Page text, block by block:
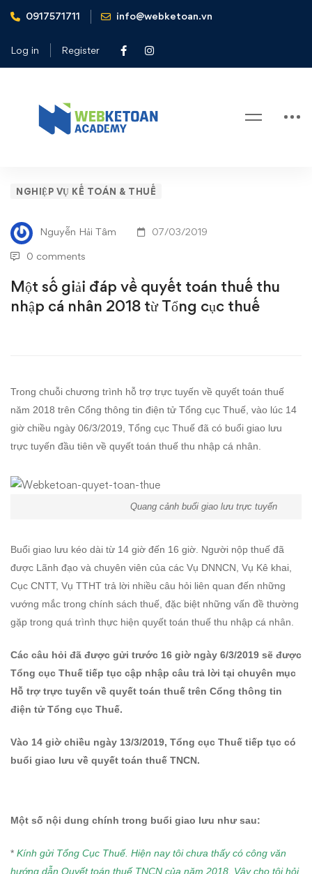
0917571711 info@webketoan.vn
Log in Register
Home
Nghiệp vụ Kế toán & Thuế
từ Tổng cục thuế
Một
số
giải
đáp
về
toán
thuế
thu
nhập
2018
từ
Tổng
cục
thuế
NGHIỆP VỤ KẾ TOÁN & THUẾ
Nguyễn Hải Tâm 07/03/2019
0 comments
Một số giải đáp về quyết toán thuế thu
nhập cá nhân 2018 từ Tổng cục thuế
Trong chuỗi chương trình hỗ trợ trực tuyến về quyết toán thuế
năm 2018 trên Cổng thông tin điện tử Tổng cục Thuế, vào lúc 14
giờ chiều ngày 06/3/2019, Tổng cục Thuế đã có buổi giao lưu
trực tuyến đầu tiên về quyết toán thuế thu nhập cá nhân.
Quang cảnh buổi giao lưu trực tuyến
Buổi giao lưu kéo dài từ 14 giờ đến 16 giờ. Người nộp thuế đã
được Lãnh đạo và chuyên viên của các Vụ DNNCN, Vụ Kê khai,
Cục CNTT, Vụ TTHT trả lời nhiều câu hỏi liên quan đến những
vướng mắc trong chính sách thuế, đặc biệt những vấn đề thường
gặp trong quá trình thực hiện quyết toán thuế thu nhập cá nhân.
Các câu hỏi đã được gửi trước 16 giờ ngày 6/3/2019 sẽ được
Tổng cục Thuế tiếp tục cập nhập câu trả lời tại chuyên mục
Hỗ trợ trực tuyến về quyết toán thuế trên Cổng thông tin
điện tử Tổng cục Thuế.
Vào 14 giờ chiều ngày 13/3/2019, Tổng cục Thuế tiếp tục có
buổi giao lưu về quyết toán thuế TNCN.
Một số nội dung chính trong buổi giao lưu như sau:
* Kính gửi Tổng Cục Thuế. Hiện nay tôi chưa thấy có công văn
hướng dẫn Quyết toán thuế TNCN của năm 2018. Vậy cho tôi hỏi